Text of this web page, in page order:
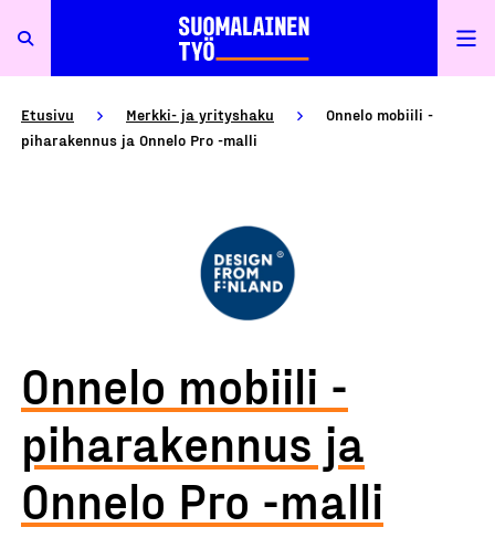
Etusivu Merkki- ja yrityshaku
Onnelo mobiili -
piharakennus ja Onnelo Pro -malli
Onnelo mobiili -
piharakennus ja
Onnelo Pro -malli